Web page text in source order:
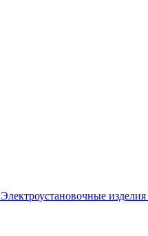
Электроустановочные изделия